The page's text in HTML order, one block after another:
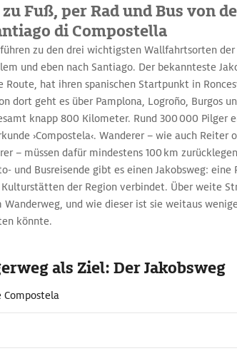
Fuß, per Rad und Bus von
di Compostella
zu den drei wichtigsten Wallfahrtsorten
und eben nach Santiago. Der bekannteste
Route, hat ihren spanischen Startpunkt in
dort geht es über Pamplona, Logroño, Burgos
knapp 800 Kilometer. Rund 300 000 Pilger
›Compostela‹. Wanderer – wie auch Reiter
– müssen dafür mindes­tens 100 km
und Busreisende gibt es einen Jakobsweg: eine
der Region verbindet. Über weite
Wanderweg, und wie dieser ist sie weitaus
könnte.
als Ziel: Der Jakobsweg
Compostela